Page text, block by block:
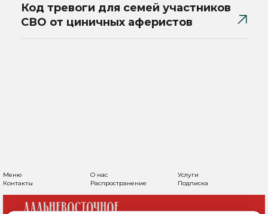
Код тревоги для семей участников
СВО от циничных аферистов
Меню О нас
Услуги
Контакты
Распространение Подписка